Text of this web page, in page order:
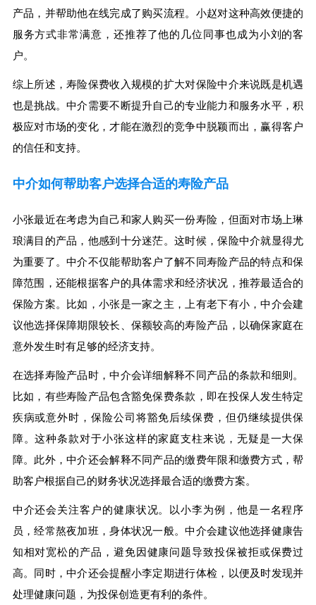
产品，并帮助他在线完成了购买流程。小赵对这种高效便捷的
服务方式非常满意，还推荐了他的几位同事也成为小刘的客
户。
综上所述，寿险保费收入规模的扩大对保险中介来说既是机遇
也是挑战。中介需要不断提升自己的专业能力和服务水平，积
极应对市场的变化，才能在激烈的竞争中脱颖而出，赢得客户
的信任和支持。
中介如何帮助客户选择合适的寿险产品
小张最近在考虑为自己和家人购买一份寿险，但面对市场上琳
琅满目的产品，他感到十分迷茫。这时候，保险中介就显得尤
为重要了。中介不仅能帮助客户了解不同寿险产品的特点和保
障范围，还能根据客户的具体需求和经济状况，推荐最适合的
保险方案。比如，小张是一家之主，上有老下有小，中介会建
议他选择保障期限较长、保额较高的寿险产品，以确保家庭在
意外发生时有足够的经济支持。
在选择寿险产品时，中介会详细解释不同产品的条款和细则。
比如，有些寿险产品包含豁免保费条款，即在投保人发生特定
疾病或意外时，保险公司将豁免后续保费，但仍继续提供保
障。这种条款对于小张这样的家庭支柱来说，无疑是一大保
障。此外，中介还会解释不同产品的缴费年限和缴费方式，帮
助客户根据自己的财务状况选择最合适的缴费方案。
中介还会关注客户的健康状况。以小李为例，他是一名程序
员，经常熬夜加班，身体状况一般。中介会建议他选择健康告
知相对宽松的产品，避免因健康问题导致投保被拒或保费过
高。同时，中介还会提醒小李定期进行体检，以便及时发现并
处理健康问题，为投保创造更有利的条件。